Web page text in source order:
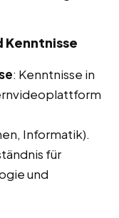
Kenntnisse
: Kenntnisse in
Informatik).
für
und